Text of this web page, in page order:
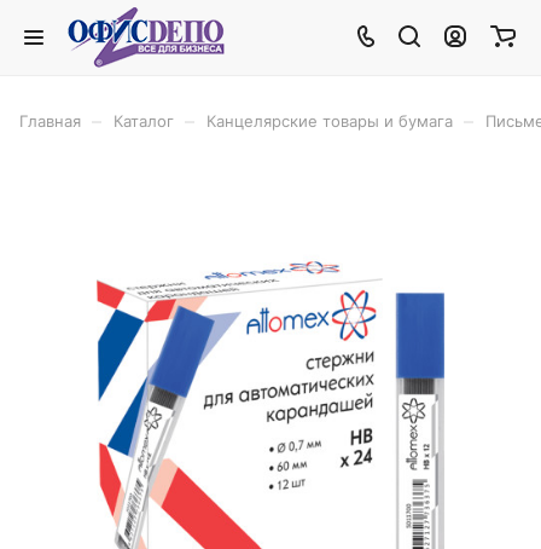
Главная Каталог Канцелярские товары и бумага